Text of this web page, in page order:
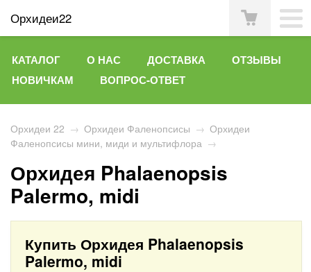
Орхидеи22
КАТАЛОГ О НАС ДОСТАВКА
ОТЗЫВЫ
НОВИЧКАМ
ВОПРОС-ОТВЕТ
Орхидеи 22 → Орхидеи Фаленопсисы → Орхидеи
Фаленопсисы мини, миди и мультифлора →
Орхидея Phalaenopsis
Palermo, midi
Купить Орхидея Phalaenopsis
Palermo, midi